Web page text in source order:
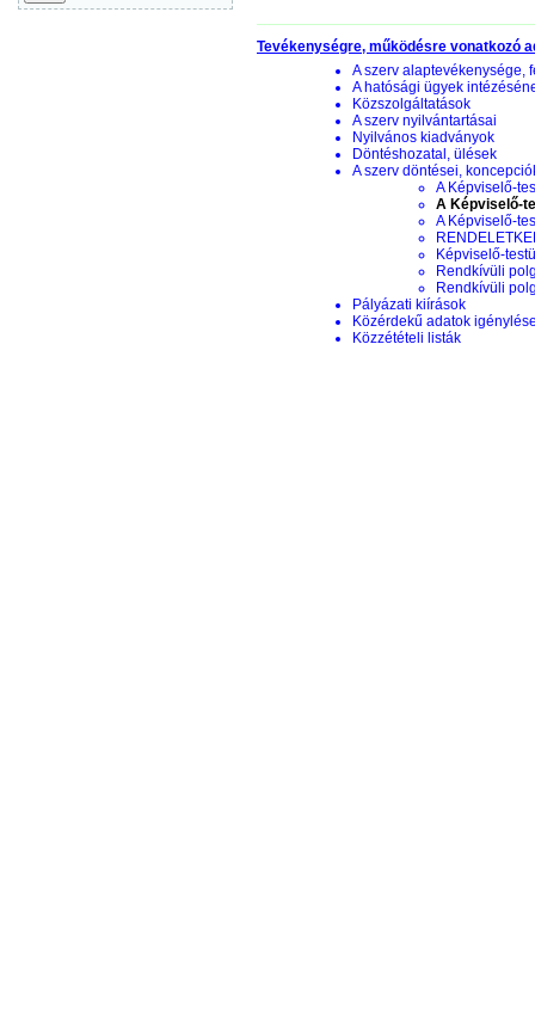
Tevékenységre, működésre vonatkozó
A szerv alaptevékenysége,
A hatósági ügyek
Közszolgáltatások
A szerv nyilvántartásai
Nyilvános kiadványok
Döntéshozatal, ülések
A szerv döntései,
A Képviselő-
A Képviselő-
A Képviselő-
Képviselő-
Rendkívüli
Rendkívüli
Pályázati kiírások
Közérdekű adatok
Közzétételi listák